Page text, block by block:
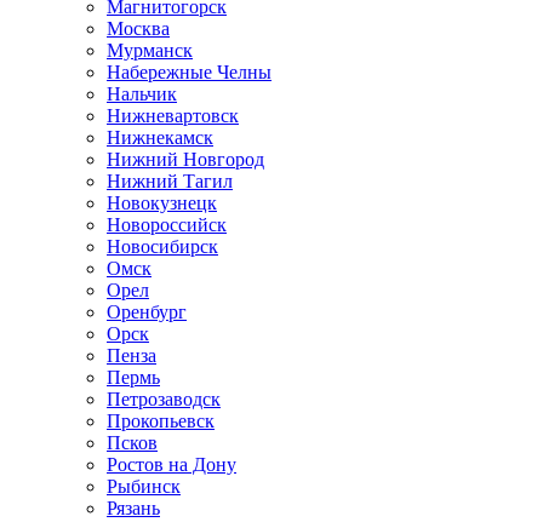
Магнитогорск
Москва
Мурманск
Набережные Челны
Нальчик
Нижневартовск
Нижнекамск
Нижний Новгород
Нижний Тагил
Новокузнецк
Новороссийск
Новосибирск
Омск
Орел
Оренбург
Орск
Пенза
Пермь
Петрозаводск
Прокопьевск
Псков
Ростов на Дону
Рыбинск
Рязань